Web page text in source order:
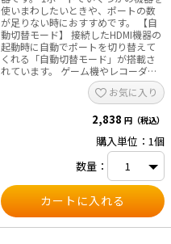
使いまわしたいときや、ポートの数
が足りない時におすすめです。 【自
動切替モード】 接続したHDMI機器の
起動時に自動でポートを切り替えて
くれる「自動切替モード」が搭載さ
れています。 ゲーム機やレコーダー
の電源を入れるだけでポートが切り
のポートに手動で切り替えられるリ
モコン付き。 本体にIR受信機を接続
らリモコンをご使用ください。 ■仕
様 ・3入力1出力 ・4K60Hz対応 ・
HDR・HDCP2.2対応 ・自動切替モー
接続用HDMIケーブルは付属していま
せん。別途HDMIケーブルをご用意く
ださい。 ※ポート切替えの際、映像
が表示されるまで通常3秒～5秒程度
お気に入り
2,838 円（税込）
購入単位：1個
数量：